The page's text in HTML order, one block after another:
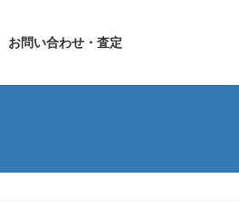
お問い合わせ・査定